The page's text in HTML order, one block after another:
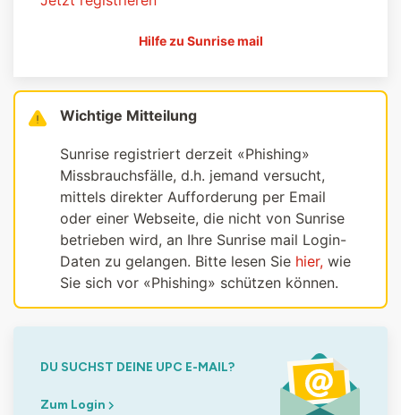
Hilfe zu Sunrise mail
Wichtige Mitteilung
Sunrise registriert derzeit «Phishing»
Missbrauchsfälle, d.h. jemand versucht,
mittels direkter Aufforderung per Email
oder einer Webseite, die nicht von Sunrise
betrieben wird, an Ihre Sunrise mail Login-
Daten zu gelangen. Bitte lesen Sie hier, wie
Sie sich vor «Phishing» schützen können.
DU SUCHST DEINE UPC E-MAIL?
Zum Login